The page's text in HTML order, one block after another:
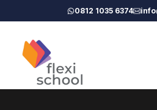
ke
0812 1035 6374